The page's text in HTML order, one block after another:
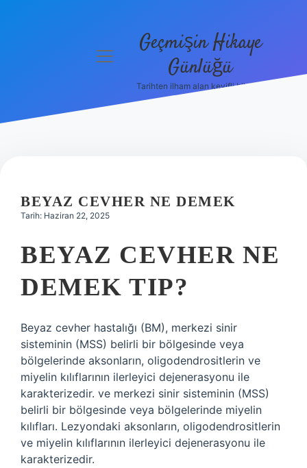
Hakkımızda
menüyü
Geçmişin Hikaye
Günlüğü
Tarihten ilham alan keyifli bilgiler!
BEYAZ CEVHER NE DEMEK
Tarih: Haziran 22, 2025
BEYAZ CEVHER NE
DEMEK TIP?
Beyaz cevher hastalığı (BM), merkezi sinir
sisteminin (MSS) belirli bir bölgesinde veya
bölgelerinde aksonların, oligodendrositlerin ve
miyelin kılıflarının ilerleyici dejenerasyonu ile
karakterizedir. ve merkezi sinir sisteminin (MSS)
belirli bir bölgesinde veya bölgelerinde miyelin
kılıfları. Lezyondaki aksonların, oligodendrositlerin
ve miyelin kılıflarının ilerleyici dejenerasyonu ile
karakterizedir.